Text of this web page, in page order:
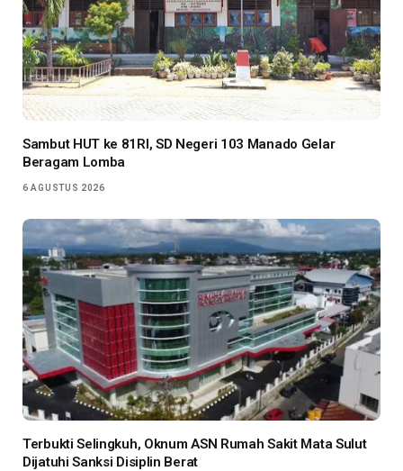
Sambut HUT ke 81RI, SD Negeri 103 Manado Gelar
Beragam Lomba
6 AGUSTUS 2026
Terbukti Selingkuh, Oknum ASN Rumah Sakit Mata Sulut
Dijatuhi Sanksi Disiplin Berat